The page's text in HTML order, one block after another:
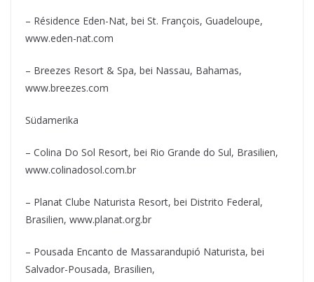
– Résidence Eden-Nat, bei St. François, Guadeloupe,
www.eden-nat.com
– Breezes Resort & Spa, bei Nassau, Bahamas,
www.breezes.com
Südamerika
– Colina Do Sol Resort, bei Rio Grande do Sul, Brasilien,
www.colinadosol.com.br
– Planat Clube Naturista Resort, bei Distrito Federal,
Brasilien, www.planat.org.br
– Pousada Encanto de Massarandupió Naturista, bei
Salvador-Pousada, Brasilien,